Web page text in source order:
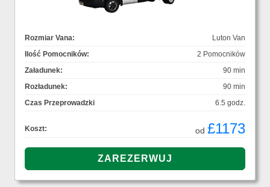
Rozmiar Vana:
Luton Van
Ilość Pomocników:
2 Pomocników
Załadunek:
90 min
Rozładunek:
90 min
Czas Przeprowadzki
6.5 godz.
Koszt: od £1173